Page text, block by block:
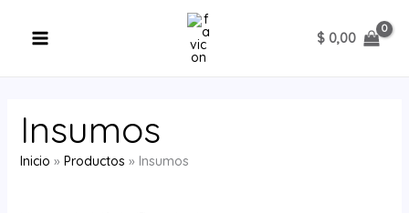
$ 0,00
Insumos
Inicio Productos Insumos